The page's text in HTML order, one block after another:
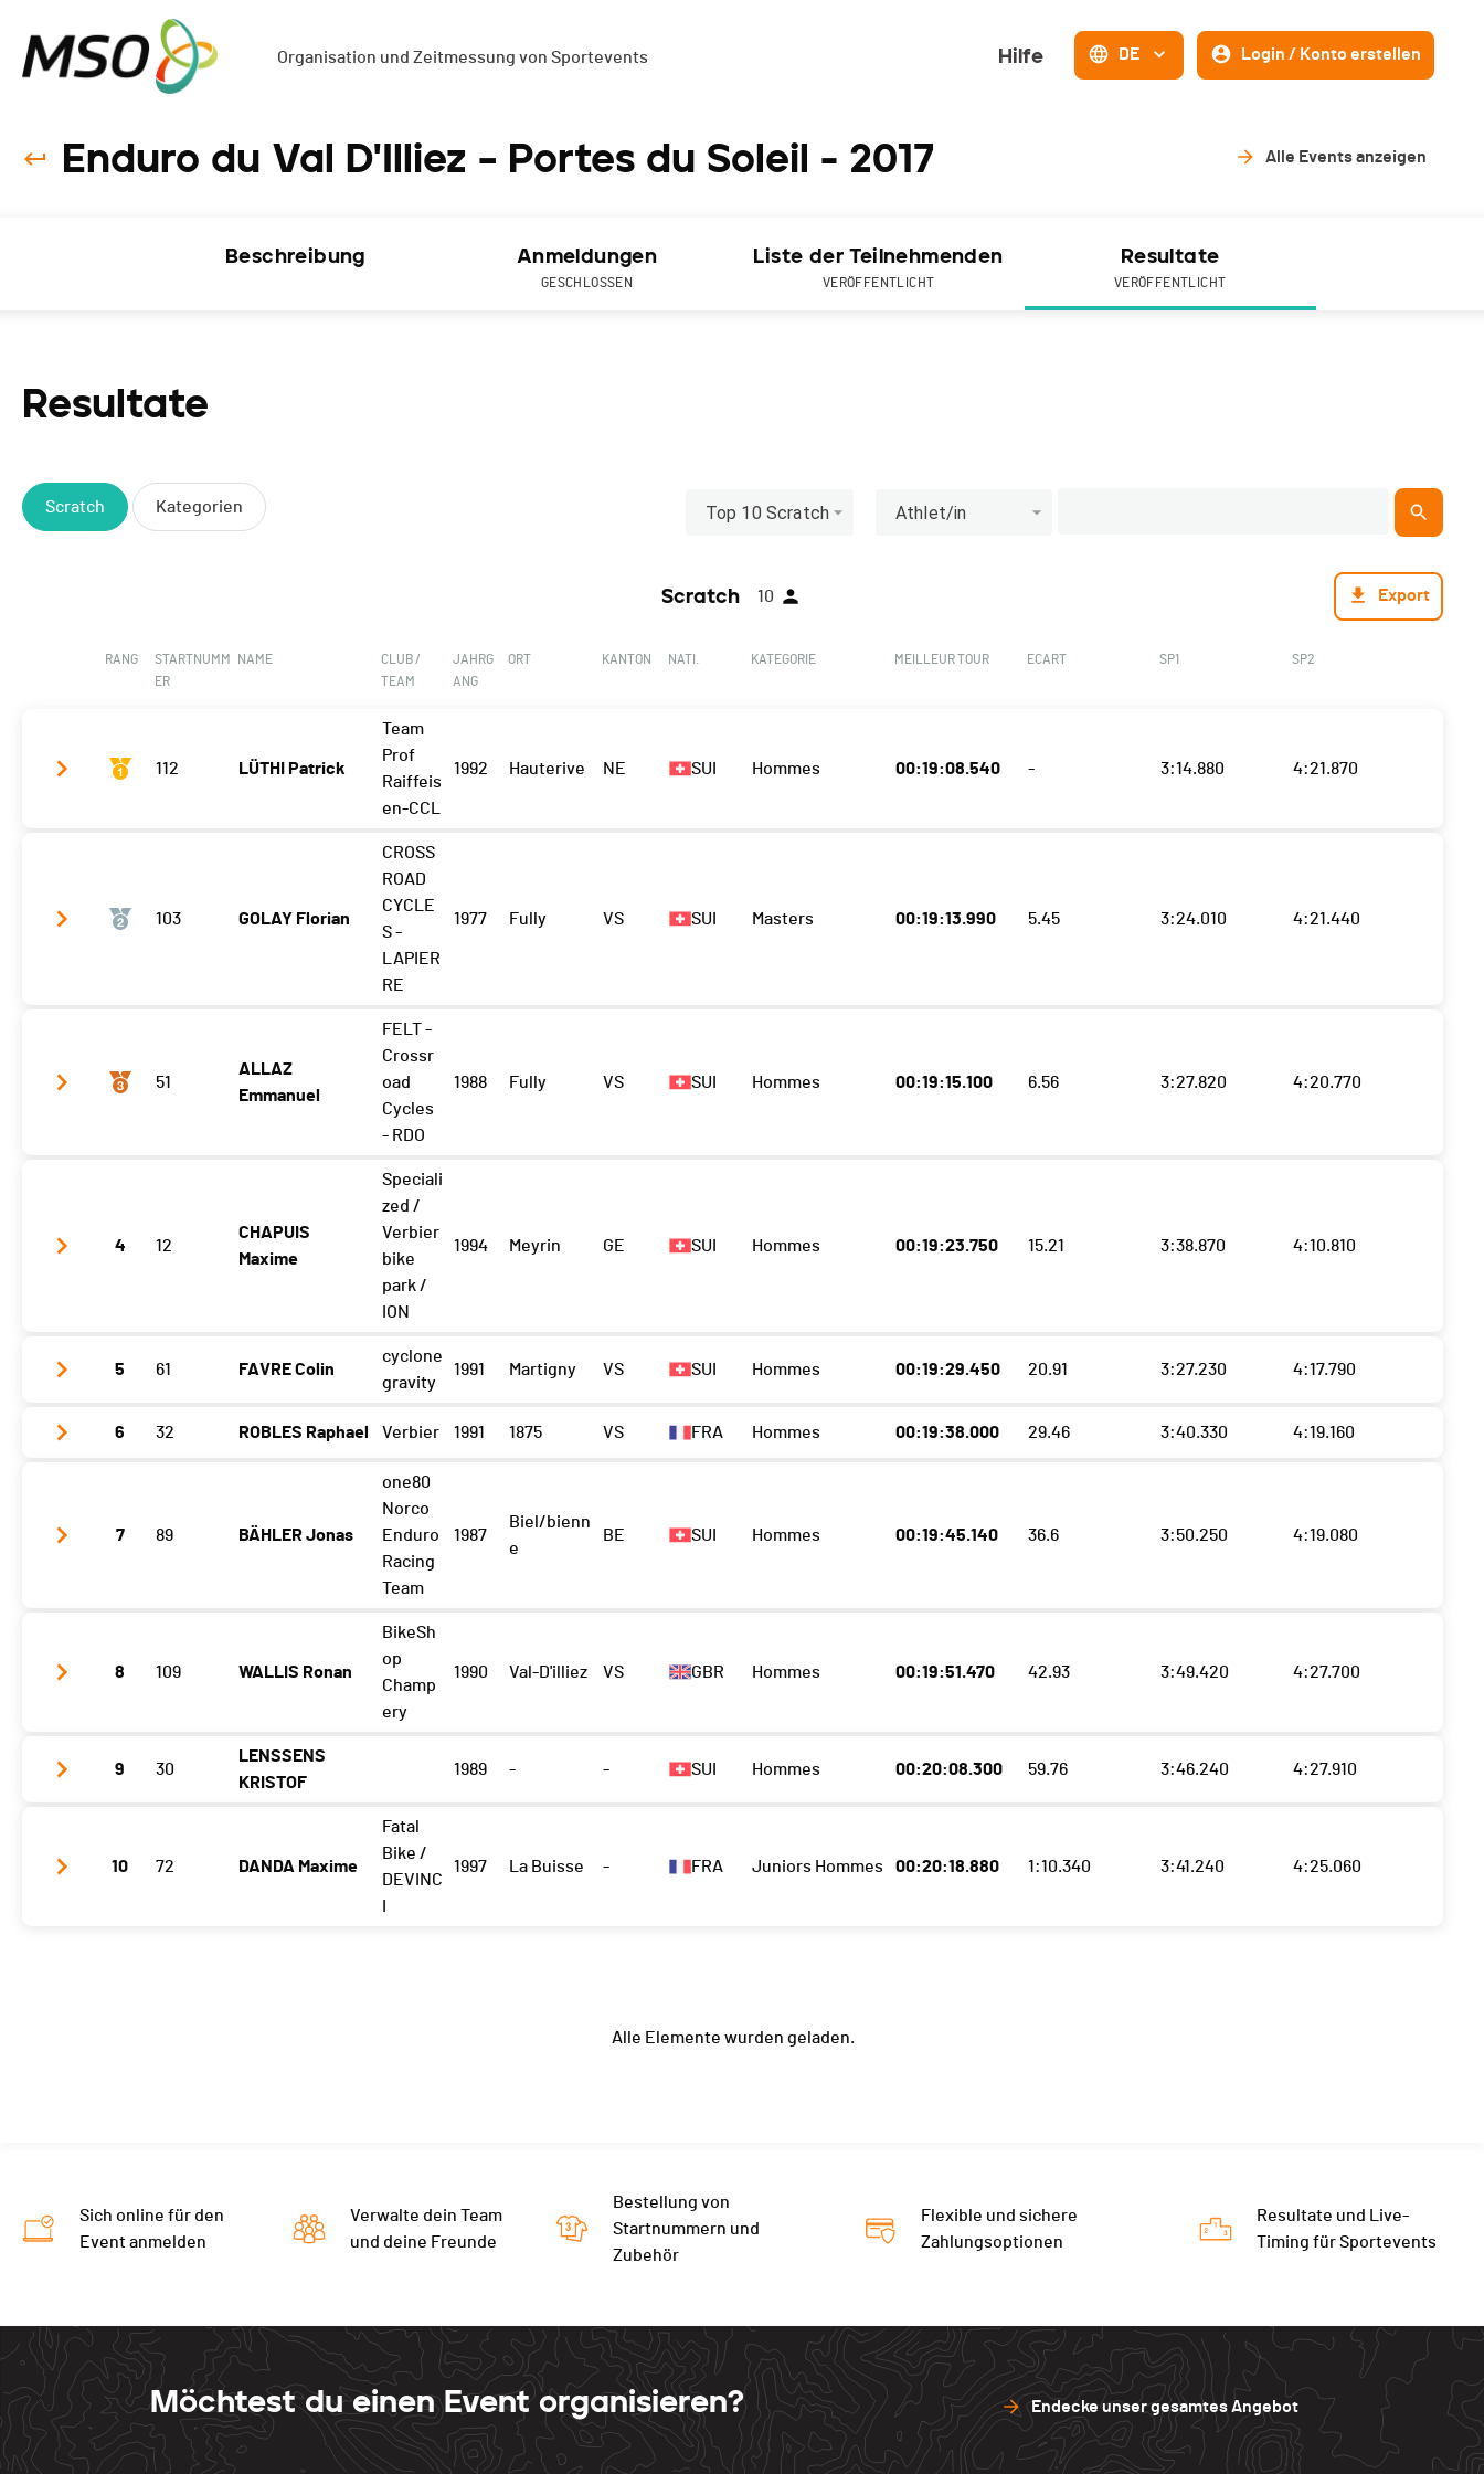
Organisation und Zeitmessung von Sportevents Hilfe DE Login / Konto erstellen
Enduro du Val D'Illiez – Portes du Soleil - 2017 Alle Events anzeigen
Beschreibung Anmeldungen
GESCHLOSSEN
Liste der Teilnehmenden
VERÖFFENTLICHT
Resultate
VERÖFFENTLICHT
Resultate
Scratch Kategorien Top 10 Scratch Athlet/in
Scratch 10 Export
RANG
STARTNUMM
ER
NAME
CLUB /
TEAM
JAHRG
ANG
ORT KANTON NATI. KATEGORIE MEILLEUR TOUR ECART SP1 SP2
112 LÜTHI Patrick
Team
Prof
Raiffeis
en-CCL
1992 Hauterive NE SUI Hommes 00:19:08.540 - 3:14.880 4:21.870
SP4
103 GOLAY Florian
CROSS
ROAD
CYCLE
S -
LAPIER
RE
1977 Fully VS SUI Masters 00:19:13.990 5.45 3:24.010 4:21.440
SP4 51
ALLAZ
Emmanuel
FELT -
Crossr
oad
Cycles
- RDO
1988 Fully VS SUI Hommes 00:19:15.100 6.56 3:27.820 4:20.770
SP4 3:10.570
4:06.670
4 12
CHAPUIS
Maxime
Speciali
zed /
Verbier
bike
park /
ION
1994 Meyrin GE SUI Hommes 00:19:23.750 15.21 3:38.870 4:10.810
SP3 4:20.930
SP5
5 61 FAVRE Colin
cyclone
gravity
1991 Martigny VS SUI Hommes 00:19:29.450 20.91 3:27.230 4:17.790
SP3 4:10.580
6 32 ROBLES Raphael Verbier 1991 1875 VS FRA Hommes 00:19:38.000 29.46 3:40.330 4:19.160
SP4 3:14.100
7 89 BÄHLER Jonas
one80
Norco
Enduro
Racing
Team
1987
Biel/bienn
e
BE SUI Hommes 00:19:45.140 36.6 3:50.250 4:19.080
SP4
8 109 WALLIS Ronan
BikeSh
op
Champ
ery
1990 Val-D'illiez VS GBR Hommes 00:19:51.470 42.93 3:49.420 4:27.700
SP3 4:16.330
9 30
LENSSENS
KRISTOF
1989 - - SUI Hommes 00:20:08.300 59.76 3:46.240 4:27.910
SP4
10 72 DANDA Maxime
Fatal
Bike /
DEVINC
1997 La Buisse - FRA Juniors Hommes 00:20:18.880 1:10.340 3:41.240 4:25.060
Alle Elemente wurden geladen.
Sich online für den
Event anmelden
Verwalte dein Team
und deine Freunde
Bestellung von
Startnummern und
Zubehör
Flexible und sichere
Zahlungsoptionen
Resultate und Live-
Timing für Sportevents
Möchtest du einen Event organisieren? Endecke unser gesamtes Angebot